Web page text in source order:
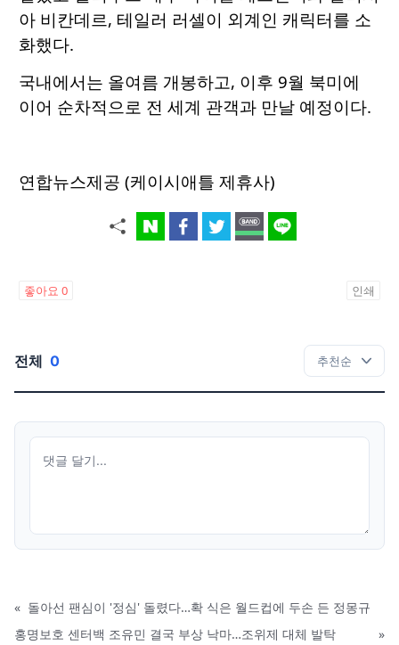
아 비칸데르, 테일러 러셀이 외계인 캐릭터를 소
화했다.
국내에서는 올여름 개봉하고, 이후 9월 북미에
이어 순차적으로 전 세계 관객과 만날 예정이다.
연합뉴스제공 (케이시애틀 제휴사)
좋아요 0 인쇄
전체 0
« 돌아선 팬심이 '정심' 돌렸다…확 식은 월드컵에 두손 든 정몽규
홍명보호 센터백 조유민 결국 부상 낙마…조위제 대체 발탁
»